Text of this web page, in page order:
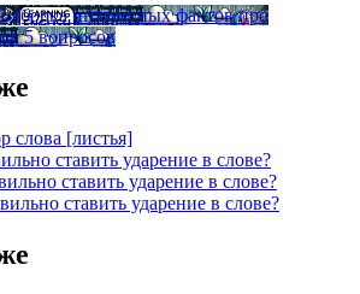
интересных фактов про
5 вопросов
слова [листья]
ставить ударение в слове?
ставить ударение в слове?
ставить ударение в слове?